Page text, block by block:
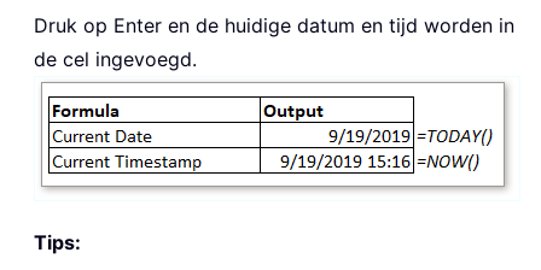
Druk op Enter en de huidige datum en tijd worden in
de cel ingevoegd.
Tips: